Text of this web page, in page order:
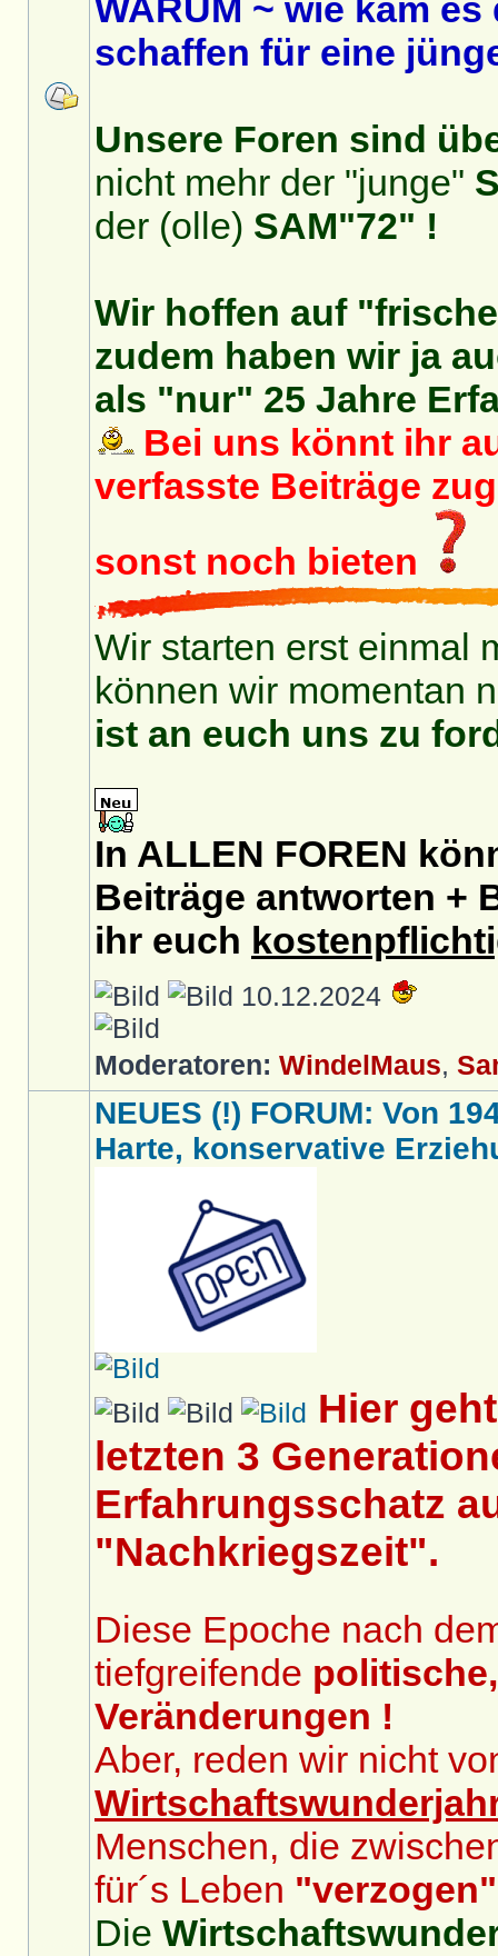
WARUM ~ wie kam
schaffen für eine
Unsere Foren sind
nicht mehr der "junge"
der (olle) SAM"72" !
Wir hoffen auf
zudem haben wir ja
als "nur" 25 Jahre
Bei uns könnt ihr
verfasste Beiträge
sonst noch bieten
Wir starten erst einmal
können wir momentan
ist an euch uns zu
In ALLEN FOREN
Beiträge antworten +
ihr euch
10.12.2024
Moderatoren: WindelMaus,
NEUES (!) FORUM: Von
Harte, konservative
Hier
letzten 3
Erfahrungsschatz
"Nachkriegszeit".
Diese Epoche nach
tiefgreifende
Veränderungen !
Aber, reden wir nicht
Menschen, die
für´s Leben "verzogen"
Die